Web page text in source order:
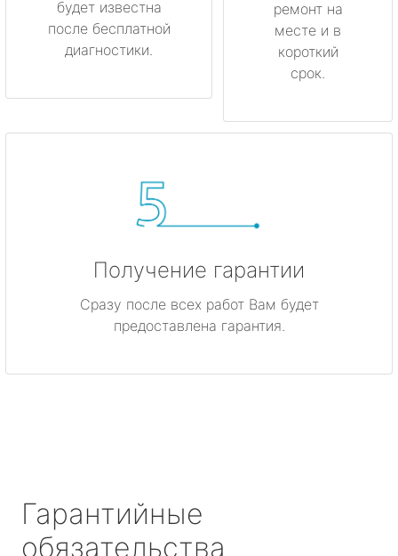
будет известна
после бесплатной
диагностики.
ремонт на
месте и в
короткий
срок.
Получение гарантии
Сразу после всех работ Вам будет
предоставлена гарантия.
Гарантийные
обязательства